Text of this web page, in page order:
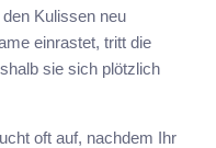
Kulissen neu
einrastet, tritt die
sie sich plötzlich
oft auf, nachdem Ihr